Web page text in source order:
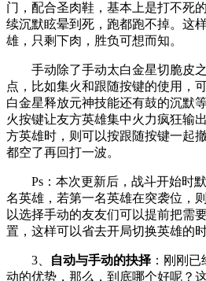
门，配合圣肉鞋，基本上是打不死
续沉默眩晕到死，跑都跑不掉。这
雄，只剩下肉，胜负可想而知。
手动除了手动太白金星切脆皮之
点，比如集火和跟随按键的使用，
白金星释放元神技能还有鼓的沉默
火按键让友方英雄集中火力疯狂输
方英雄时，则可以按跟随按键一起
都空了再回打一波。
Ps：本次更新后，战斗开始时默
名英雄，若第一名英雄在突袭位，
以选择手动的友友们可以提前把需
置，这样可以省去开局切换英雄的时
3、 自动与手动的抉择 ：刚刚
动的优势，那么，到底哪个好呢？